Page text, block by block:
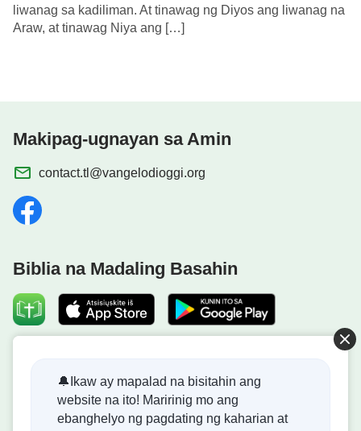
liwanag sa kadiliman. At tinawag ng Diyos ang liwanag na
Araw, at tinawag Niya ang […]
Makipag-ugnayan sa Amin
contact.tl@vangelodioggi.org
Biblia na Madaling Basahin
Ang kaharian ng Diyos ay dumating na sa mundo! Gusto
mo bang makapasok dito?
🔔Ikaw ay mapalad na bisitahin ang
website na ito! Maririnig mo ang
ebanghelyo ng pagdating ng kaharian at